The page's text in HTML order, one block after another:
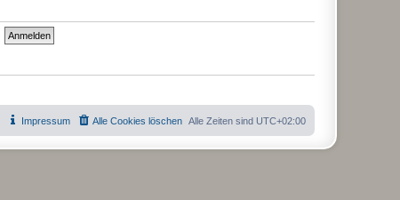
i
Alle Zeiten sind UTC+02:00
Alle Cookies löschen
Impressum